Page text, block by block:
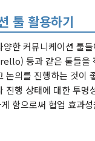
툴 활용하기
한 커뮤니케이션 툴
등과 같은 툴들을
논의를 진행하는 것이
진행 상태에 대한 투명
함으로써 협업 효과